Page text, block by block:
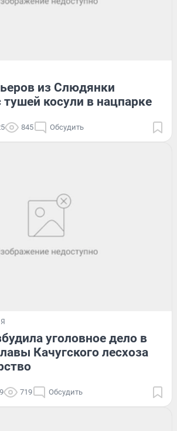
из Слюдянки
косули в нацпарке
845 Обсудить
уголовное дело в
Качугского лесхоза
719 Обсудить